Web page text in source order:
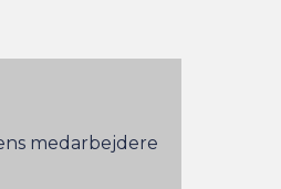
medarbejdere